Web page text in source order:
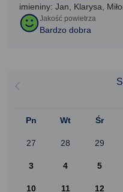
imieniny: Jan, Klarysa,
Jakość powietrza
Bardzo dobra
Pn Wt Śr
27 28 29
3 4 5
10 11 12